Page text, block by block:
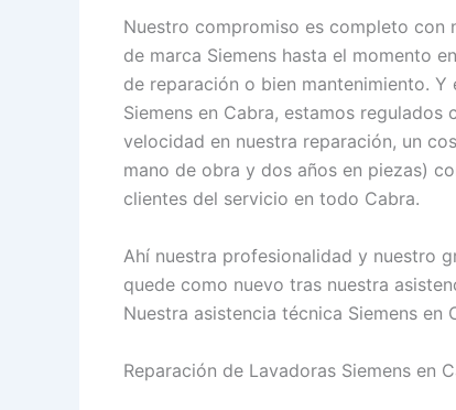
Nuestro compromiso es completo con
de marca Siemens hasta el momento
de reparación o bien mantenimiento.
Siemens en Cabra, estamos regulados
velocidad en nuestra reparación, un
mano de obra y dos años en piezas)
clientes del servicio en todo Cabra.
Ahí nuestra profesionalidad y nuestro
quede como nuevo tras nuestra
Nuestra asistencia técnica Siemens
Reparación de Lavadoras Siemens en